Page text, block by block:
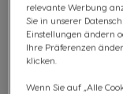
relevante Werbung
Sie in unserer
Einstellungen ändern
Ihre Präferenzen
klicken.
Wenn Sie auf „Alle